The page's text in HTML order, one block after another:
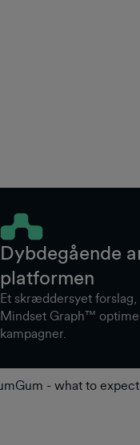
Dybdegående
platformen
Et skræddersyet forslag,
Mindset Graph™
kampagner.